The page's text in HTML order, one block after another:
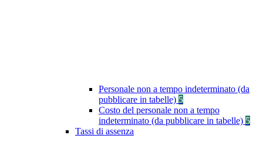
Personale non a tempo indeterminato (da
pubblicare in tabelle) 5
Costo del personale non a tempo
indeterminato (da pubblicare in tabelle) 5
Tassi di assenza